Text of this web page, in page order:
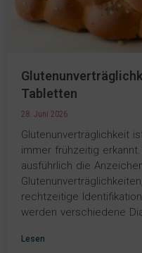
Tabletten
28. Juni 2026
Glutenunverträglichkeit
immer frühzeitig
ausführlich die
rechtzeitige
werden verschiedene
Lesen